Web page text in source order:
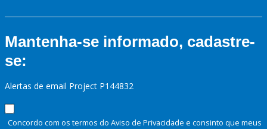
Mantenha-se informado, cadastre-
se:
Alertas de email Project P144832
Concordo com os termos do Aviso de Privacidade e consinto que meus